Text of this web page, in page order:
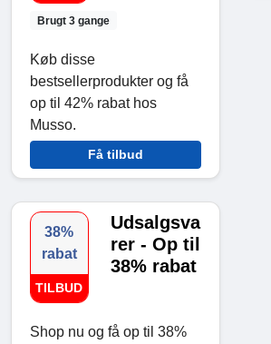
Brugt 3 gange
Køb disse
bestsellerprodukter og få
op til 42% rabat hos
Musso.
Få tilbud
38%
rabat
TILBUD
Udsalgsva
rer - Op til
38% rabat
Shop nu og få op til 38%